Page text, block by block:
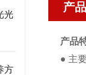
光
方
产
产品
● 主